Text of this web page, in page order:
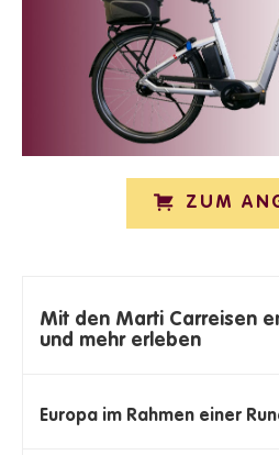
ZUM
Mit den Marti Carreisen
und mehr erleben
Europa im Rahmen einer